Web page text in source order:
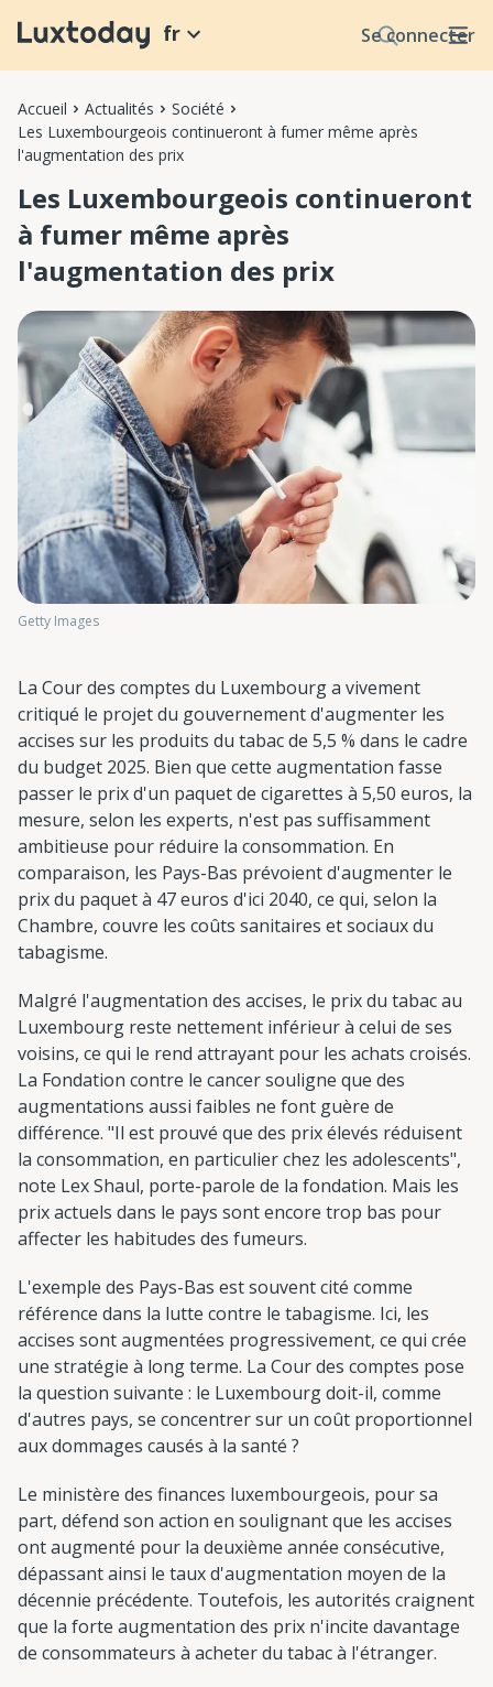
Se connecter
fr
Accueil Actualités
Société
Les Luxembourgeois continueront à fumer même après
l'augmentation des prix
Les Luxembourgeois continueront
à fumer même après
l'augmentation des prix
Getty Images
La Cour des comptes du Luxembourg a vivement
critiqué le projet du gouvernement d'augmenter les
accises sur les produits du tabac de 5,5 % dans le cadre
du budget 2025. Bien que cette augmentation fasse
passer le prix d'un paquet de cigarettes à 5,50 euros, la
mesure, selon les experts, n'est pas suffisamment
ambitieuse pour réduire la consommation. En
comparaison, les Pays-Bas prévoient d'augmenter le
prix du paquet à 47 euros d'ici 2040, ce qui, selon la
Chambre, couvre les coûts sanitaires et sociaux du
tabagisme.
Malgré l'augmentation des accises, le prix du tabac au
Luxembourg reste nettement inférieur à celui de ses
voisins, ce qui le rend attrayant pour les achats croisés.
La Fondation contre le cancer souligne que des
augmentations aussi faibles ne font guère de
différence. "Il est prouvé que des prix élevés réduisent
la consommation, en particulier chez les adolescents",
note Lex Shaul, porte-parole de la fondation. Mais les
prix actuels dans le pays sont encore trop bas pour
affecter les habitudes des fumeurs.
L'exemple des Pays-Bas est souvent cité comme
référence dans la lutte contre le tabagisme. Ici, les
accises sont augmentées progressivement, ce qui crée
une stratégie à long terme. La Cour des comptes pose
la question suivante : le Luxembourg doit-il, comme
d'autres pays, se concentrer sur un coût proportionnel
aux dommages causés à la santé ?
Le ministère des finances luxembourgeois, pour sa
part, défend son action en soulignant que les accises
ont augmenté pour la deuxième année consécutive,
dépassant ainsi le taux d'augmentation moyen de la
décennie précédente. Toutefois, les autorités craignent
que la forte augmentation des prix n'incite davantage
de consommateurs à acheter du tabac à l'étranger.